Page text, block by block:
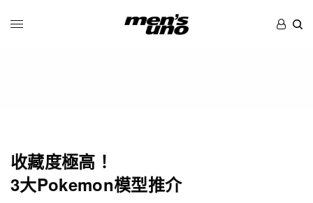
收藏度極高！
3大Pokemon模型推介